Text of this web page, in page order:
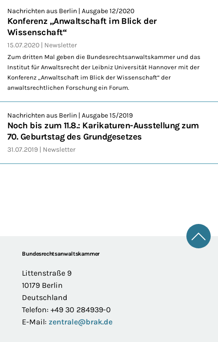
Nachrichten aus Berlin | Ausgabe 12/2020
Konferenz „Anwaltschaft im Blick der
Wissenschaft“
15.07.2020 Newsletter
Zum dritten Mal geben die Bundesrechtsanwaltskammer und das
Institut für Anwaltsrecht der Leibniz Universität Hannover mit der
Konferenz „Anwaltschaft im Blick der Wissenschaft“ der
anwaltsrechtlichen Forschung ein Forum.
Nachrichten aus Berlin | Ausgabe 15/2019
Noch bis zum 11.8.: Karikaturen-Ausstellung zum
70. Geburtstag des Grundgesetzes
31.07.2019 Newsletter
FooterBundesrechtsanwaltskammer
Littenstraße 9
10179 Berlin
Deutschland
Telefon: +49 30 284939-0
E-Mail: zentrale@brak.de